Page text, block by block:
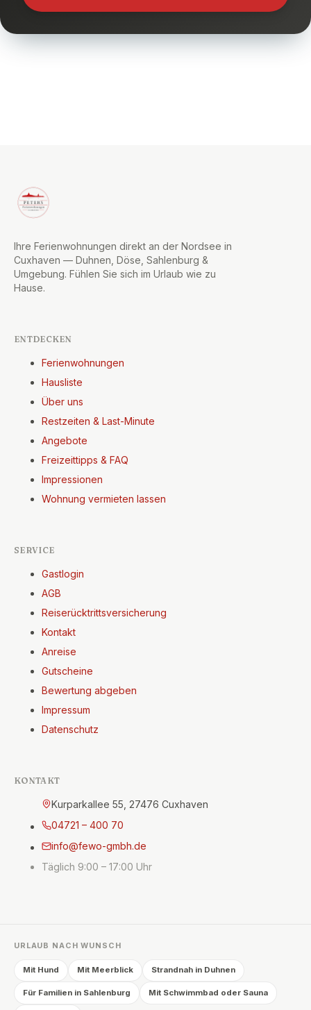
Ihre Ferienwohnungen direkt an der Nordsee in
Cuxhaven — Duhnen, Döse, Sahlenburg &
Umgebung. Fühlen Sie sich im Urlaub wie zu
Hause.
ENTDECKEN
Ferienwohnungen
Hausliste
Über uns
Restzeiten & Last-Minute
Angebote
Freizeittipps & FAQ
Impressionen
Wohnung vermieten lassen
SERVICE
Gastlogin
AGB
Reiserücktrittsversicherung
Kontakt
Anreise
Gutscheine
Bewertung abgeben
Impressum
Datenschutz
KONTAKT
Kurparkallee 55, 27476 Cuxhaven
04721 – 400 70
info@fewo-gmbh.de
Täglich 9:00 – 17:00 Uhr
URLAUB NACH WUNSCH
Mit Hund Mit Meerblick Strandnah in Duhnen
Für Familien in Sahlenburg Mit Schwimmbad oder Sauna